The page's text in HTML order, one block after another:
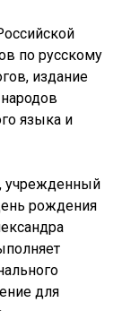
по русскому
издание
языка и
учрежденный
рождения
для